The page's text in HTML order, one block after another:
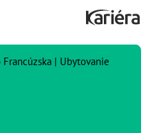
Francúzska | Ubytovanie